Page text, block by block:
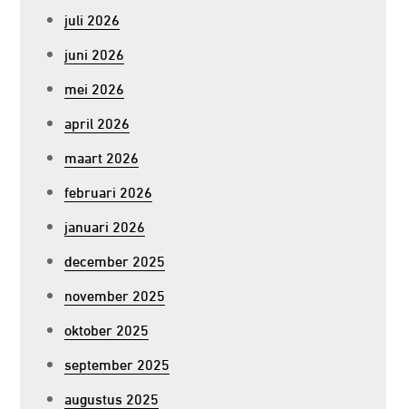
juli 2026
juni 2026
mei 2026
april 2026
maart 2026
februari 2026
januari 2026
december 2025
november 2025
oktober 2025
september 2025
augustus 2025